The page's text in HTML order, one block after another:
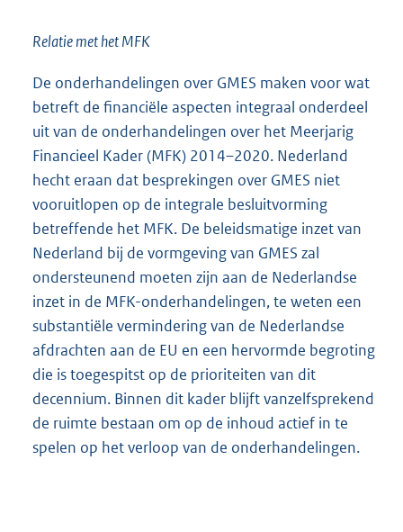
Relatie met het MFK
De onderhandelingen over GMES maken voor wat
betreft de financiële aspecten integraal onderdeel
uit van de onderhandelingen over het Meerjarig
Financieel Kader (MFK) 2014–2020. Nederland
hecht eraan dat besprekingen over GMES niet
vooruitlopen op de integrale besluitvorming
betreffende het MFK. De beleidsmatige inzet van
Nederland bij de vormgeving van GMES zal
ondersteunend moeten zijn aan de Nederlandse
inzet in de MFK-onderhandelingen, te weten een
substantiële vermindering van de Nederlandse
afdrachten aan de EU en een hervormde begroting
die is toegespitst op de prioriteiten van dit
decennium. Binnen dit kader blijft vanzelfsprekend
de ruimte bestaan om op de inhoud actief in te
spelen op het verloop van de onderhandelingen.